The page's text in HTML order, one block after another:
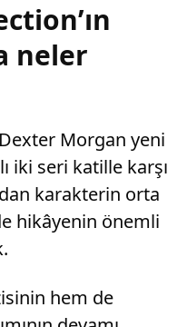
neler
Morgan yeni
iki seri katille karşı
karakterin orta
hikâyenin önemli
hem de